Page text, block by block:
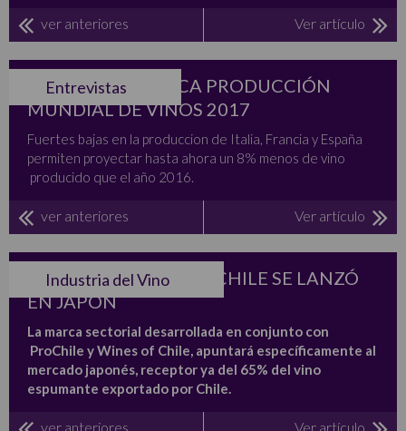
ver anteriores Ver artículo
Entrevistas
EN BAJA HISTÓRICA PRODUCCIÓN
MUNDIAL DE VINOS 2017
Fuertes bajas en la produccion de Italia, Francia y España
permiten proyectar hasta ahora un 8% menos de vino
producido que el año 2016.
ver anteriores Ver artículo
Industria del Vino
MARCA ESPUMANTE CHILE SE LANZÓ
EN JAPÓN
La marca sectorial desarrollada en conjunto con
ProChile y Wines of Chile, apuntará específicamente al
mercado japonés, receptor ya del 65% del vino
espumante exportado por Chile.
ver anteriores Ver artículo